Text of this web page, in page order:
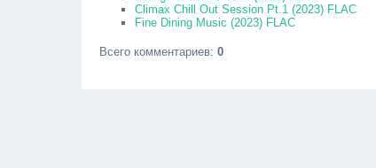
Climax Chill Out Session Pt.1 (2023) FLAC
Fine Dining Music (2023) FLAC
Всего комментариев: 0